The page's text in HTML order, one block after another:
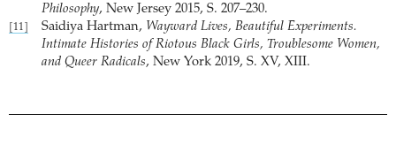
Philosophy, New Jersey 2015, S. 207–230.
[11] Saidiya Hartman, Wayward Lives, Beautiful Experiments.
Intimate Histories of Riotous Black Girls, Troublesome Women,
and Queer Radicals, New York 2019, S. XV, XIII.